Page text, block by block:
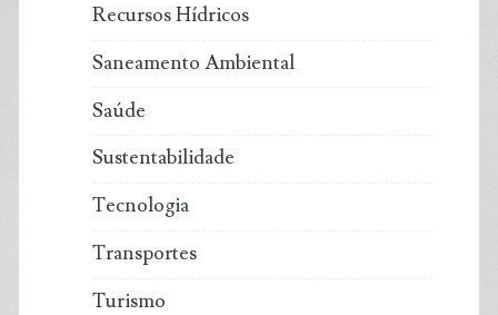
Recursos Hídricos
Saneamento Ambiental
Saúde
Sustentabilidade
Tecnologia
Transportes
Turismo